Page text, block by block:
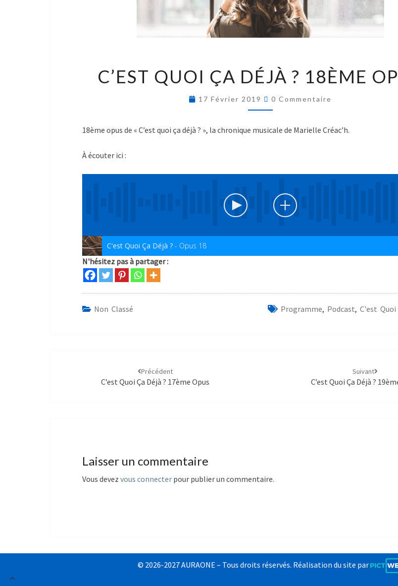
C’EST QUOI ÇA DÉJÀ ? 18ÈME
17 Février 2019 0 Commentaire
18ème opus de « C’est quoi ça déjà ? », la chronique musicale de Marielle Créac’h.
À écouter ici :
C'est Quoi Ça Déjà ? - Opus 18
N'hésitez pas à partager :
Non Classé Programme, Podcast, C'est Quoi
Précédent
C’est Quoi Ça Déjà ? 17ème Opus
Suivant
C’est Quoi Ça Déjà ?
Laisser un commentaire
Vous devez vous connecter pour publier un commentaire.
Bernard
© 2026-2027 AURAONE – Tous droits réservés. Réalisation du site par